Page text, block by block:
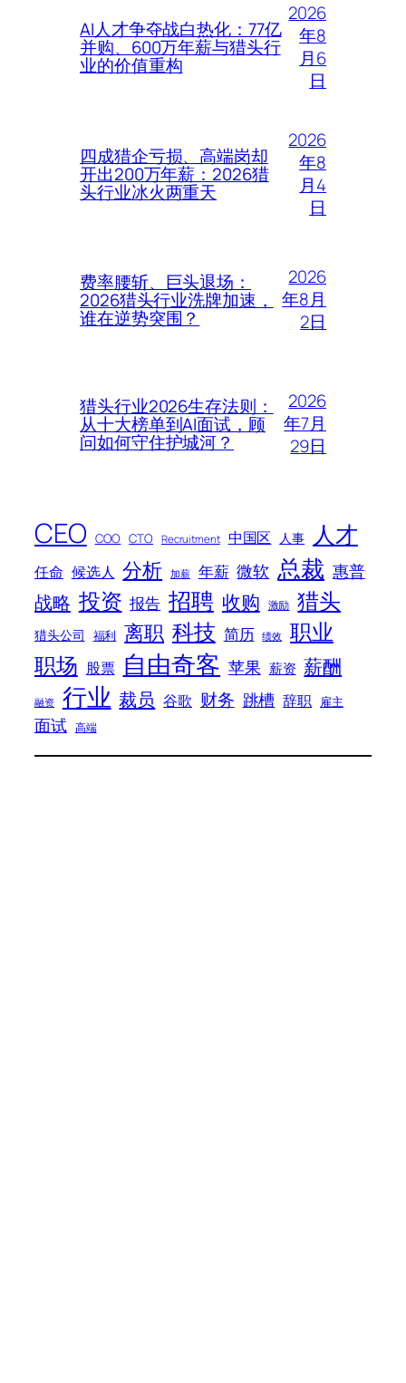
AI人才争夺战白热化：77亿
并购、600万年薪与猎头行
业的价值重构
2026
年8
月6
日
四成猎企亏损、高端岗却
开出200万年薪：2026猎
头行业冰火两重天
2026
年8
月4
日
费率腰斩、巨头退场：
2026猎头行业洗牌加速，
谁在逆势突围？
2026
年8月
2日
猎头行业2026生存法则：
从十大榜单到AI面试，顾
问如何守住护城河？
2026
年7月
29日
CEO COO CTO Recruitment 中国区 人事 人才
任命 候选人 分析 加薪 年薪 微软 总裁 惠普
战略 投资 报告 招聘 收购 激励 猎头
猎头公司 福利 离职 科技 简历 绩效 职业
职场 股票 自由奇客 苹果 薪资 薪酬
融资 行业 裁员 谷歌 财务 跳槽 辞职 雇主
面试 高端